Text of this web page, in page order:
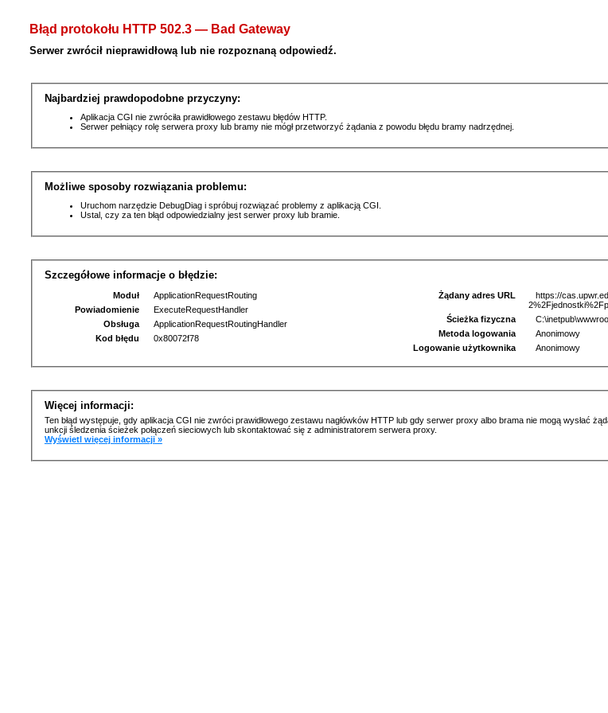
Błąd protokołu HTTP 502.3 — Bad Gateway
Serwer zwrócił nieprawidłową lub nie rozpoznaną odpowiedź.
Najbardziej prawdopodobne przyczyny:
Aplikacja CGI nie zwróciła prawidłowego zestawu błędów HTTP.
Serwer pełniący rolę serwera proxy lub bramy nie mógł przetworzyć żądania z powodu błędu bramy nadrzędnej.
Możliwe sposoby rozwiązania problemu:
Uruchom narzędzie DebugDiag i spróbuj rozwiązać problemy z aplikacją CGI.
Ustal, czy za ten błąd odpowiedzialny jest serwer proxy lub bramie.
Szczegółowe informacje o błędzie:
Moduł
ApplicationRequestRouting
Powiadomienie
ExecuteRequestHandler
Obsługa
ApplicationRequestRoutingHandler
Kod błędu
0x80072f78
Żądany adres URL
https://
Ścieżka fizyczna
Metoda logowania
Anonimowy
Logowanie użytkownika
Anonimowy
Więcej informacji:
Ten błąd występuje, gdy aplikacja CGI nie zwróci prawidłowego zestawu nagłówków HTTP lub gdy serwer proxy albo brama nie mogą
unkcji śledzenia ścieżek połączeń sieciowych lub skontaktować się z administratorem serwera proxy.
Wyświetl więcej informacji »